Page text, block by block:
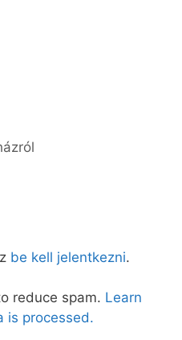
be kell jelentkezni.
reduce spam. Learn
is processed.